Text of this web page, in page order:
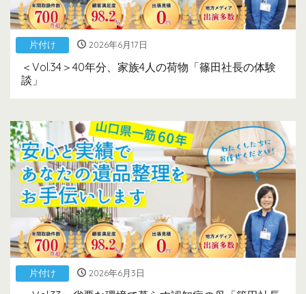
片付け 2026年6月17日
＜Vol.34＞40年分、家族4人の荷物「篠田社長の体験
談」
片付け 2026年6月3日